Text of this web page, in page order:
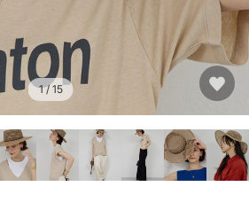
1/ 15